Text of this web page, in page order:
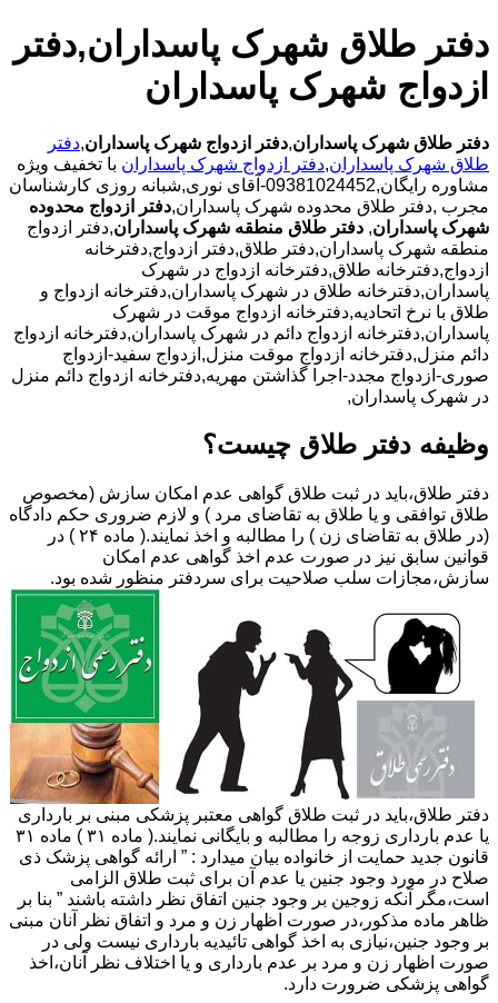
دفتر طلاق شهرک پاسداران,دفتر
ازدواج شهرک پاسداران
دفتر طلاق شهرک پاسداران,دفتر ازدواج شهرک پاسداران,دفتر
طلاق شهرک پاسداران,دفتر ازدواج شهرک پاسداران با تخفیف ویژه
مشاوره رایگان,09381024452-آقای نوری,شبانه روزی کارشناسان
مجرب ,دفتر طلاق محدوده شهرک پاسداران,دفتر ازدواج محدوده
شهرک پاسداران, دفتر طلاق منطقه شهرک پاسداران,دفتر ازدواج
منطقه شهرک پاسداران,دفتر طلاق,دفتر ازدواج,دفترخانه
ازدواج,دفترخانه طلاق,دفترخانه ازدواج در شهرک
پاسداران,دفترخانه طلاق در شهرک پاسداران,دفترخانه ازدواج و
طلاق با نرخ اتحادیه,دفترخانه ازدواج موقت در شهرک
پاسداران,دفترخانه ازدواج دائم در شهرک پاسداران,دفترخانه ازدواج
دائم منزل,دفترخانه ازدواج موقت منزل,ازدواج سفید-ازدواج
صوری-ازدواج مجدد-اجرا گذاشتن مهریه,دفترخانه ازدواج دائم منزل
در شهرک پاسداران,
وظیفه دفتر طلاق چیست؟
دفتر طلاق،باید در ثبت طلاق گواهی عدم امکان سازش (مخصوص
طلاق توافقی و یا طلاق به تقاضای مرد ) و لازم ضروری حکم دادگاه
(در طلاق به تقاضای زن ) را مطالبه و اخذ نمایند.( ماده ۲۴ ) در
قوانین سابق نیز در صورت عدم اخذ گواهی عدم امکان
سازش،مجازات سلب صلاحیت برای سردفتر منظور شده بود.
دفتر طلاق،باید در ثبت طلاق گواهی معتبر پزشکی مبنی بر بارداری
یا عدم بارداری زوجه را مطالبه و بایگانی نمایند.( ماده ۳۱ ) ماده ۳۱
قانون جدید حمایت از خانواده بیان میدارد : ” ارائه گواهی پزشک ذی
صلاح در مورد وجود جنین یا عدم آن برای ثبت طلاق الزامی
است،مگر آنکه زوجین بر وجود جنین اتفاق نظر داشته باشند ” بنا بر
ظاهر ماده مذکور،در صورت اظهار زن و مرد و اتفاق نظر آنان مبنی
بر وجود جنین،نیازی به اخذ گواهی تائیدیه بارداری نیست ولی در
صورت اظهار زن و مرد بر عدم بارداری و یا اختلاف نظر آنان،اخذ
گواهی پزشکی ضرورت دارد.